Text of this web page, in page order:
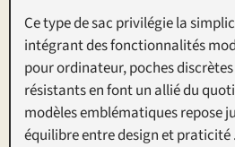
Ce type de sac privilégie la
intégrant des fonctionnalités
pour ordinateur, poches
résistants en font un allié du
modèles emblématiques repose
équilibre entre design et praticité .